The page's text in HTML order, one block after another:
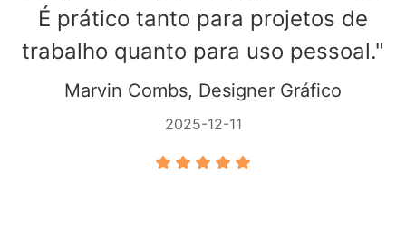
É prático tanto para projetos de
trabalho quanto para uso pessoal."
Marvin Combs, Designer Gráfico
2025-12-11